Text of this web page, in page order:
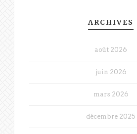
ARCHIVES
août 2026
juin 2026
mars 2026
décembre 2025